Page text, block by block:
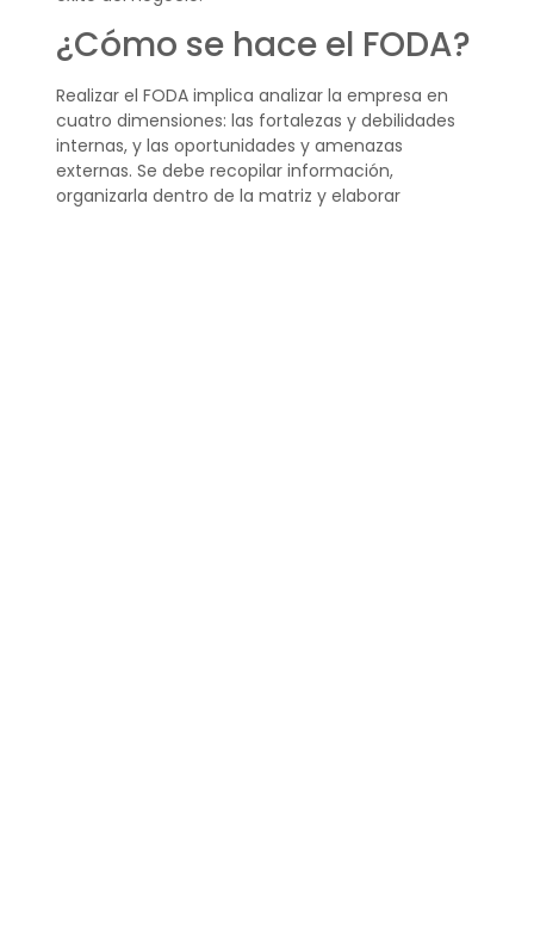
¿Cómo se hace el FODA?
Realizar el FODA implica analizar la empresa en
cuatro dimensiones: las fortalezas y debilidades
internas, y las oportunidades y amenazas
externas. Se debe recopilar información,
organizarla dentro de la matriz y elaborar